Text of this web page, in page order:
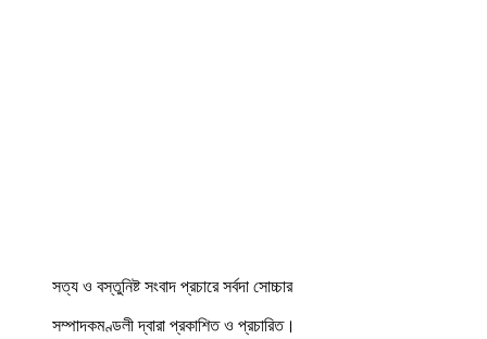
সত্য ও বস্তুনিষ্ট সংবাদ প্রচারে সর্বদা সোচ্চার
সম্পাদকমণ্ডলী দ্বারা প্রকাশিত ও প্রচারিত।